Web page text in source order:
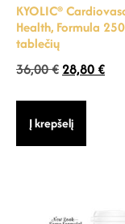
KYOLIC®
Health, Formula
tablečių
36,00€ 28,80€
Į krepšelį